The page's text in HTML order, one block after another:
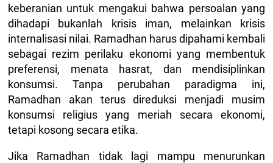
keberanian untuk mengakui bahwa persoalan yang
dihadapi bukanlah krisis iman, melainkan krisis
internalisasi nilai. Ramadhan harus dipahami kembali
sebagai rezim perilaku ekonomi yang membentuk
preferensi, menata hasrat, dan mendisiplinkan
konsumsi. Tanpa perubahan paradigma ini,
Ramadhan akan terus direduksi menjadi musim
konsumsi religius yang meriah secara ekonomi,
tetapi kosong secara etika.
Jika Ramadhan tidak lagi mampu menurunkan